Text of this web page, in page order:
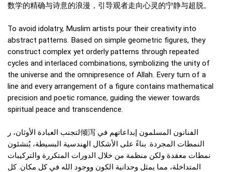
数学的精确与诗意的浪漫，引导观者走向心灵的宁静与超脱。
To avoid idolatry, Muslim artists pour their creativity into
abstract patterns. Based on simple geometric figures, they
construct complex yet orderly patterns through repeated
cycles and interlaced combinations, symbolizing the unity of
the universe and the omnipresence of Allah. Every turn of a
line and every arrangement of a figure contains mathematical
precision and poetic romance, guiding the viewer towards
spiritual peace and transcendence.
لتجنب العبادة الأوثان، ر倾泻 الفنانون المسلمون إبداعاتهم في
النمطات المجردة. بناءً على الأشكال الهندسية البسيطة، يُنشئون
نمطات معقدة ولكن منظمة من خلال الدورات المتكررة والتركيبات
المتداخلة، مما يمثل وحدانية الكون ووجود الله في كل مكان. كل